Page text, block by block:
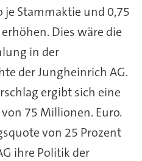
je Stammaktie und 0,75
Dies wäre die
in der
der Jungheinrich AG.
ergibt sich eine
75 Millionen. Euro.
von 25 Prozent
ihre Politik der